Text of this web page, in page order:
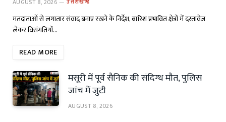
AUGUST 8, 2026 उत्तराखण्ड
मतदाताओं से लगातार संवाद बनाए रखने के निर्देश, बारिश प्रभावित क्षेत्रों में दस्तावेज
लेकर विसंगतियों…
READ MORE
मसूरी में पूर्व सैनिक की संदिग्ध मौत, पुलिस
जांच में जुटी
AUGUST 8, 2026